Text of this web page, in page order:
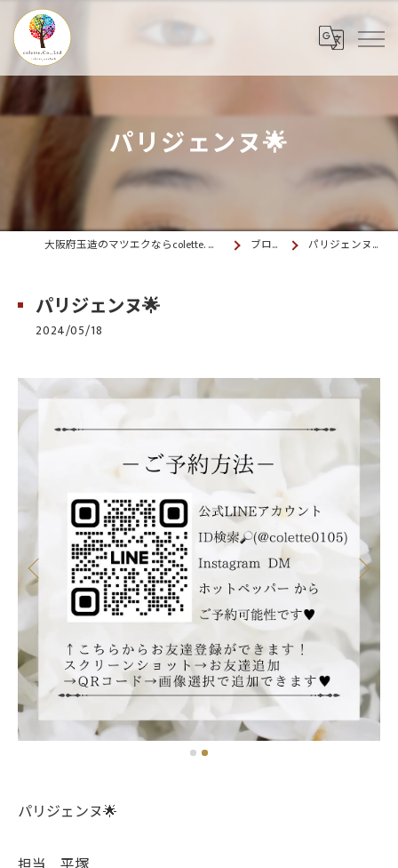
パリジェンヌ🌟
大阪府玉造のマツエクならcolette. 玉造 ブログ パリジェンヌ🌟
パリジェンヌ🌟
2024/05/18
パリジェンヌ🌟